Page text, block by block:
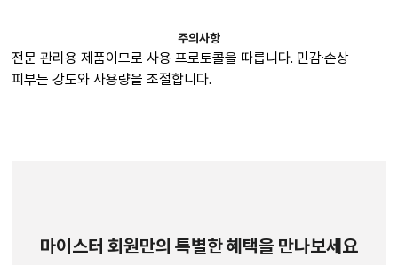
주의사항
전문 관리용 제품이므로 사용 프로토콜을 따릅니다. 민감·손상
피부는 강도와 사용량을 조절합니다.
마이스터 회원만의 특별한 혜택을 만나보세요